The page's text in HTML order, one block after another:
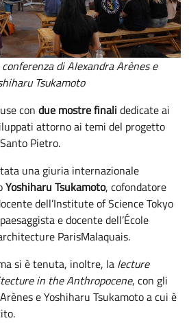
di Alexandra Arènes e
Tsukamoto
con due mostre finali dedicate ai
attorno ai temi del progetto
Pietro.
una giuria internazionale
Yoshiharu Tsukamoto, cofondatore
dell’Institute of Science Tokyo
e docente dell’École
ParisMalaquais.
si è tenuta, inoltre, la lecture
in the Anthropocene, con gli
e Yoshiharu Tsukamoto a cui è